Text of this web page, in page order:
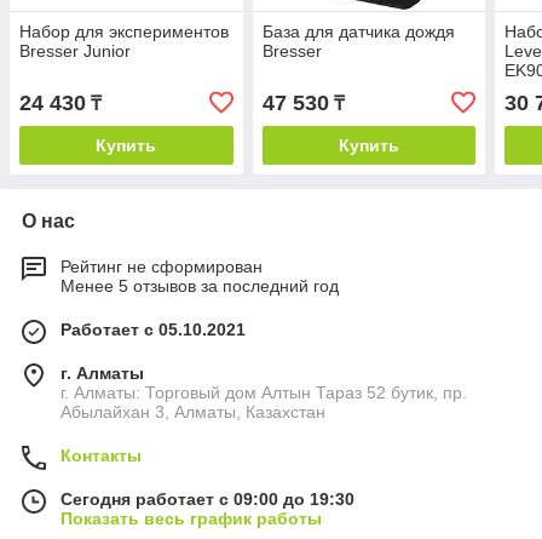
Набор для экспериментов
Bresser Junior
24 430 ₸
Купить
База для датчика дождя
Bresser
47 530₸
Купить
30
О нас
Рейтинг не сформирован
Менее 5 отзывов за последний год
Работает с 05.10.2021
г. Алматы
г. Алматы: Торговый дом Алтын Тараз 52 бутик, пр.
Абылайхан 3, Алматы, Казахстан
Контакты
Сегодня работает с 09:00 до 19:30
Показать весь график работы